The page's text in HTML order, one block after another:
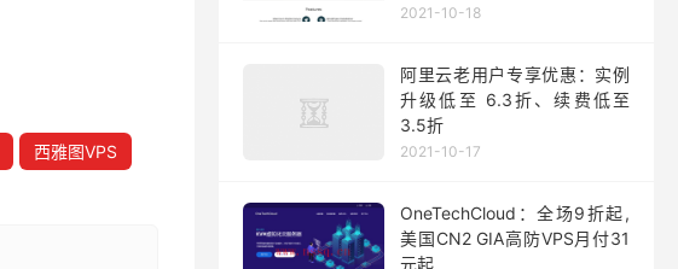
西雅图VPS
口，$5/月起
2021-10-18
阿里云老用户专享优惠：实例
升级低至 6.3折、续费低至
3.5折
2021-10-17
OneTechCloud：全场9折起,
美国CN2 GIA高防VPS月付31
元起